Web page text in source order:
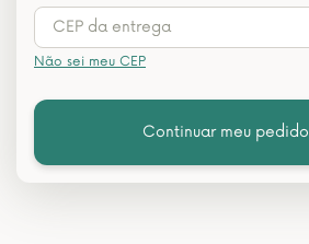
Não sei meu CEP
Continuar meu pedido